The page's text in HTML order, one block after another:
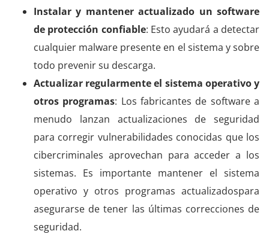
Instalar y mantener actualizado un software
de protección confiable: Esto ayudará a detectar
cualquier malware presente en el sistema y sobre
todo prevenir su descarga.
Actualizar regularmente el sistema operativo y
otros programas: Los fabricantes de software a
menudo lanzan actualizaciones de seguridad
para corregir vulnerabilidades conocidas que los
cibercriminales aprovechan para acceder a los
sistemas. Es importante mantener el sistema
operativo y otros programas actualizadospara
asegurarse de tener las últimas correcciones de
seguridad.